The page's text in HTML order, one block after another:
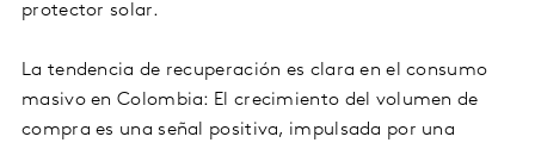
protector solar.
La tendencia de recuperación es clara en el consumo
masivo en Colombia: El crecimiento del volumen de
compra es una señal positiva, impulsada por una